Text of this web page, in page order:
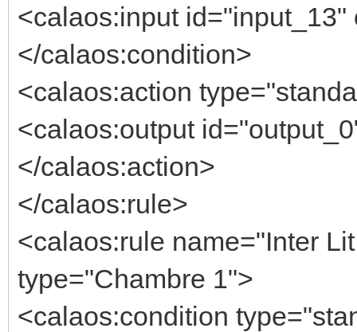
<calaos:input
</calaos:condition>
<calaos:action
<calaos:output
</calaos:action>
</calaos:rule>
<calaos:rule name="Inter
type="Chambre 1">
<calaos:condition